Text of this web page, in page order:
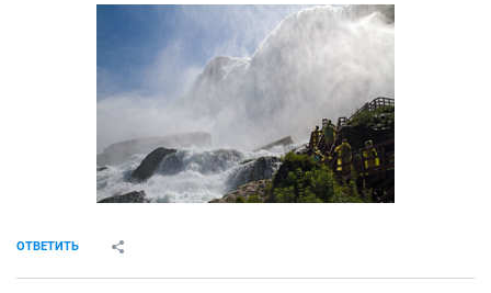
ОТВЕТИТЬ